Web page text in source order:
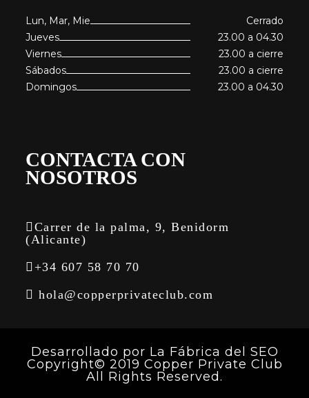
Lun, Mar, Mie
Cerrado
Jueves
23.00 a 04.30
Viernes
23.00 a cierre
Sábados
23.00 a cierre
Domingos
23.00 a 04.30
CONTACTA CON
NOSOTROS
Carrer de la palma, 9, Benidorm
(Alicante)
+34 607 58 70 70
hola@copperprivateclub.com
Desarrollado por La Fábrica del SEO
Copyright© 2019 Copper Private Club
All Rights Reserved.